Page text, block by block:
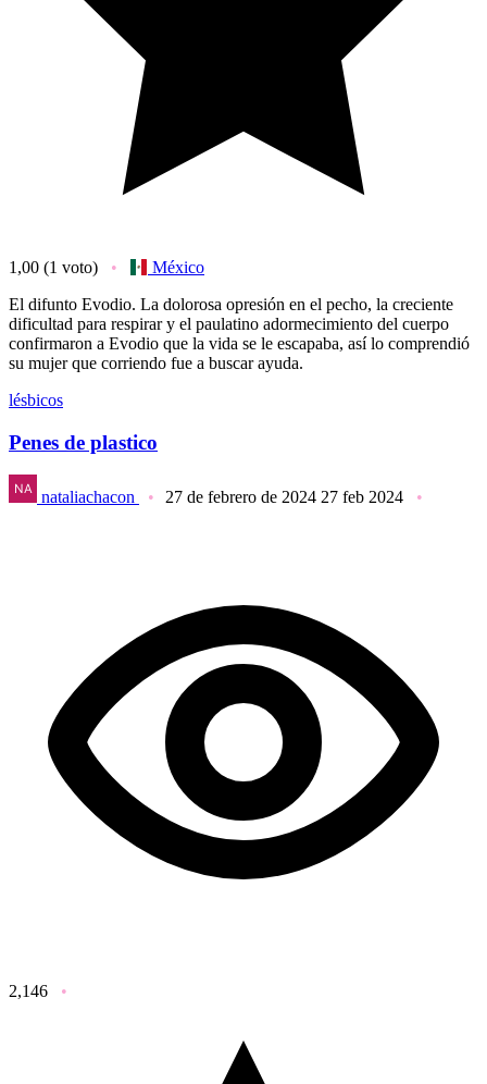
1,00 (1 voto)
México
El difunto Evodio. La dolorosa opresión en el pecho, la creciente
dificultad para respirar y el paulatino adormecimiento del cuerpo
confirmaron a Evodio que la vida se le escapaba, así lo comprendió
su mujer que corriendo fue a buscar ayuda.
lésbicos
Penes de plastico
nataliachacon 27 de febrero de 2024 27 feb 2024
2,146